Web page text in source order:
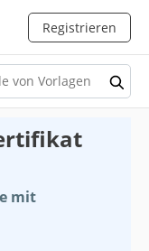
Registrieren
mit